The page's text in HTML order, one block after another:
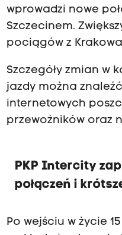
wprowadzi nowe
Szczecinem.
pociągów z
Szczegóły zmian w
jazdy można
internetowych
przewoźników oraz
PKP Intercity
połączeń i
Po wejściu w życie